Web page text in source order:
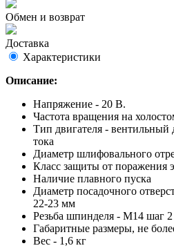
Обмен и возврат
Доставка
Характеристики
Описание:
Напряжение - 20 В.
Частота вращения на
Тип двигателя - вентильный
тока
Диаметр шлифовального
Класс защиты от поражения
Наличие плавного пуска
Диаметр посадочного
22-23 мм
Резьба шпинделя - М14 шаг 2
Габаритные размеры, не
Вес - 1,6 кг